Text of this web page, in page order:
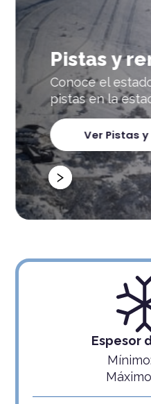
Previous
Next
de
Espesor
Mínimo: